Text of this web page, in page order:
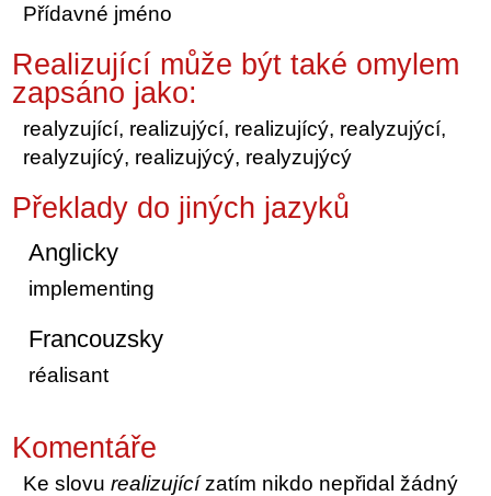
Přídavné jméno
Realizující může být také omylem
zapsáno jako:
realyzující, realizujýcí, realizujícý, realyzujýcí,
realyzujícý, realizujýcý, realyzujýcý
Překlady do jiných jazyků
Anglicky
implementing
Francouzsky
réalisant
Komentáře
Ke slovurealizujícízatím nikdo nepřidal žádný